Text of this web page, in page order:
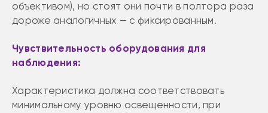
объективом), но стоят они почти в полтора раза
дороже аналогичных — с фиксированным.
Чувствительность оборудования для
наблюдения:
Характеристика должна соответствовать
минимальному уровню освещенности, при